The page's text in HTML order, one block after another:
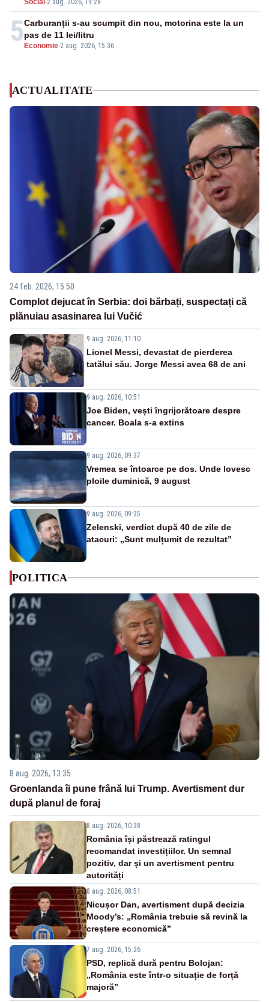
Social -2 aug. 2026, 19:28
5 Economie-2 aug. 2026, 15:36
Carburanții s-au scumpit din nou, motorina este la un
pas de 11 lei/litru
ACTUALITATE
24 feb. 2026, 15:50
Complot dejucat în Serbia: doi bărbați, suspectați că
plănuiau asasinarea lui Vučić
9 aug. 2026, 11:10
Lionel Messi, devastat de pierderea
tatălui său. Jorge Messi avea 68 de ani
9 aug. 2026, 10:51
Joe Biden, vești îngrijorătoare despre
cancer. Boala s-a extins
9 aug. 2026, 09:37
Vremea se întoarce pe dos. Unde lovesc
ploile duminică, 9 august
9 aug. 2026, 09:35
Zelenski, verdict după 40 de zile de
atacuri: „Sunt mulțumit de rezultat”
POLITICA
8 aug. 2026, 13:35
Groenlanda îi pune frână lui Trump. Avertisment dur
după planul de foraj
8 aug. 2026, 10:38
România își păstrează ratingul
recomandat investițiilor. Un semnal
pozitiv, dar și un avertisment pentru
autorități
8 aug. 2026, 08:51
Nicușor Dan, avertisment după decizia
Moody’s: „România trebuie să revină la
creștere economică”
7 aug. 2026, 15:26
PSD, replică dură pentru Bolojan:
„România este într-o situație de forță
majoră”